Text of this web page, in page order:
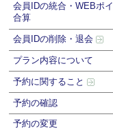
会員IDの統合・WEBポ
合算
会員IDの削除・退会
プラン内容について
予約に関すること
予約の確認
予約の変更